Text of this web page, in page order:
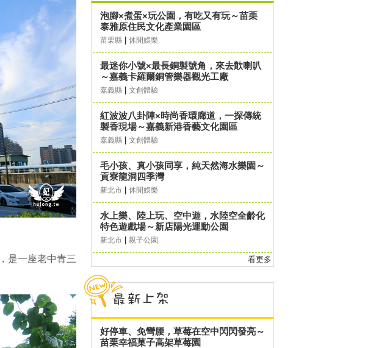
是一座老中青三
泡腳×煮蛋×玩公園，有吃又有玩～苗栗
泰雅原住民文化產業園區
苗栗縣 休閒娛樂
最迷你小號×最長銅製號角，來去歕喇叭
～嘉義卡羅爾銅管樂器觀光工廠
嘉義縣 文創體驗
紅波波八卦陣×時尚香環廊道，一探傳統
製香現場～嘉義新港香藝文化園區
嘉義縣 文創體驗
毛小孩、真小孩同享，純天然海水樂園～
貢寮龍洞四季灣
新北市 休閒娛樂
水上樂、陸上玩、空中遊，水陸空全齡化
特色遊戲場～新店陽光運動公園
新北市 親子公園
看更多
好停車、免彎腰，草莓在空中閃閃發亮～
苗栗幸福菓子高架草莓園